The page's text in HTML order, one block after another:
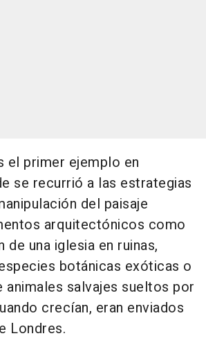
el primer ejemplo en
se recurrió a las estrategias
del paisaje
arquitectónicos como
una iglesia en ruinas,
botánicas exóticas o
animales salvajes sueltos por
crecían, eran enviados
Londres.